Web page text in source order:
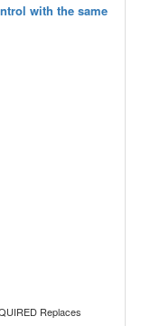
with the same
Replaces